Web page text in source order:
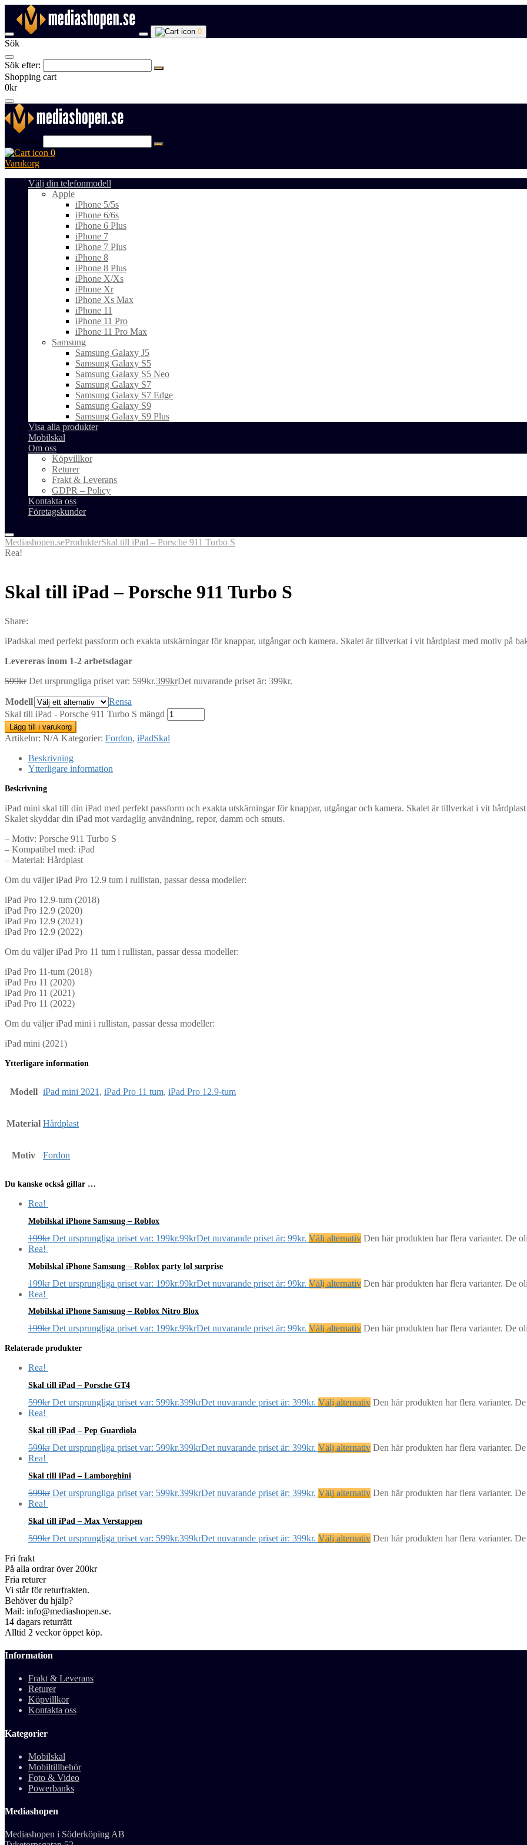
0
Sök
Sök efter:
Shopping cart
0kr
Sök efter:
0
Varukorg
Välj din telefonmodell
Apple
iPhone 5/5s
iPhone 6/6s
iPhone 6 Plus
iPhone 7
iPhone 7 Plus
iPhone 8
iPhone 8 Plus
iPhone X/Xs
iPhone Xr
iPhone Xs Max
iPhone 11
iPhone 11 Pro
iPhone 11 Pro Max
Samsung
Samsung Galaxy J5
Samsung Galaxy S5
Samsung Galaxy S5 Neo
Samsung Galaxy S7
Samsung Galaxy S7 Edge
Samsung Galaxy S9
Samsung Galaxy S9 Plus
Visa alla produkter
Mobilskal
Om oss
Köpvillkor
Returer
Frakt & Leverans
GDPR – Policy
Kontakta oss
Företagskunder
Mediashopen.seProdukterSkal till iPad – Porsche 911 Turbo S
Rea!
Skal till iPad – Porsche 911 Turbo S
Share:
iPadskal med perfekt passform och exakta utskärningar för knappar, utgångar och kamera. Skalet är tillverkat i vit hårdplast med motiv på
Levereras inom 1-2 arbetsdagar
599kr Det ursprungliga priset var: 599kr.399krDet nuvarande priset är: 399kr.
Modell
Rensa
Skal till iPad - Porsche 911 Turbo S mängd
Lägg till i varukorg
Artikelnr: N/A Kategorier: Fordon, iPadSkal
Beskrivning
Ytterligare information
Beskrivning
iPad mini skal till din iPad med perfekt passform och exakta utskärningar för knappar, utgångar och kamera. Skalet är tillverkat i vit
Skalet skyddar din iPad mot vardaglig användning, repor, damm och smuts.
– Motiv: Porsche 911 Turbo S
– Kompatibel med: iPad
– Material: Hårdplast
Om du väljer iPad Pro 12.9 tum i rullistan, passar dessa modeller:
iPad Pro 12.9-tum (2018)
iPad Pro 12.9 (2020)
iPad Pro 12.9 (2021)
iPad Pro 12.9 (2022)
Om du väljer iPad Pro 11 tum i rullistan, passar dessa modeller:
iPad Pro 11-tum (2018)
iPad Pro 11 (2020)
iPad Pro 11 (2021)
iPad Pro 11 (2022)
Om du väljer iPad mini i rullistan, passar dessa modeller:
iPad mini (2021)
Ytterligare information
Modell iPad mini 2021 , iPad Pro 11 tum, iPad Pro 12.9-tum
Material Hårdplast
Motiv Fordon
Du kanske också gillar …
Rea!
Mobilskal iPhone Samsung – Roblox
199kr Det ursprungliga priset var: 199kr.99krDet nuvarande priset är: 99kr. Välj alternativ Den här produkten har flera varianter. De
Rea!
Mobilskal iPhone Samsung – Roblox party lol surprise
199kr Det ursprungliga priset var: 199kr.99krDet nuvarande priset är: 99kr. Välj alternativ Den här produkten har flera varianter. De
Rea!
Mobilskal iPhone Samsung – Roblox Nitro Blox
199kr Det ursprungliga priset var: 199kr.99krDet nuvarande priset är: 99kr. Välj alternativ Den här produkten har flera varianter. De
Relaterade produkter
Rea!
Skal till iPad – Porsche GT4
599kr Det ursprungliga priset var: 599kr.399krDet nuvarande priset är: 399kr. Välj alternativ Den här produkten har flera varianter.
Rea!
Skal till iPad – Pep Guardiola
599kr Det ursprungliga priset var: 599kr.399krDet nuvarande priset är: 399kr. Välj alternativ Den här produkten har flera varianter.
Rea!
Skal till iPad – Lamborghini
599kr Det ursprungliga priset var: 599kr.399krDet nuvarande priset är: 399kr. Välj alternativ Den här produkten har flera varianter.
Rea!
Skal till iPad – Max Verstappen
599kr Det ursprungliga priset var: 599kr.399krDet nuvarande priset är: 399kr. Välj alternativ Den här produkten har flera varianter.
Fri frakt
På alla ordrar över 200kr
Fria returer
Vi står för returfrakten.
Behöver du hjälp?
Mail: info@mediashopen.se.
14 dagars returrätt
Alltid 2 veckor öppet köp.
Information
Frakt & Leverans
Returer
Köpvillkor
Kontakta oss
Kategorier
Mobilskal
Mobiltillbehör
Foto & Video
Powerbanks
Mediashopen
Mediashopen i Söderköping AB